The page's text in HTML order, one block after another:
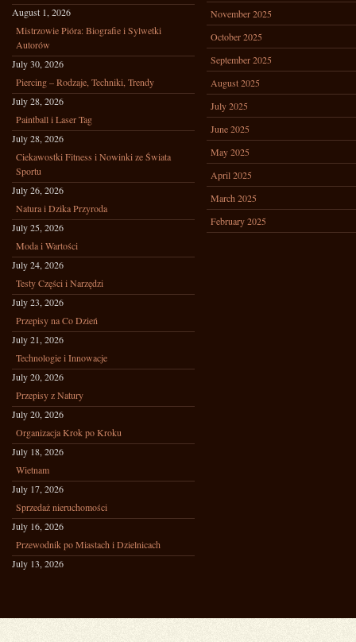
August 1, 2026
Mistrzowie Pióra: Biografie i Sylwetki
Autorów
July 30, 2026
Piercing – Rodzaje, Techniki, Trendy
July 28, 2026
Paintball i Laser Tag
July 28, 2026
Ciekawostki Fitness i Nowinki ze Świata
Sportu
July 26, 2026
Natura i Dzika Przyroda
July 25, 2026
Moda i Wartości
July 24, 2026
Testy Części i Narzędzi
July 23, 2026
Przepisy na Co Dzień
July 21, 2026
Technologie i Innowacje
July 20, 2026
Przepisy z Natury
July 20, 2026
Organizacja Krok po Kroku
July 18, 2026
Wietnam
July 17, 2026
Sprzedaż nieruchomości
July 16, 2026
Przewodnik po Miastach i Dzielnicach
July 13, 2026
November 2025
October 2025
September 2025
August 2025
July 2025
June 2025
May 2025
April 2025
March 2025
February 2025